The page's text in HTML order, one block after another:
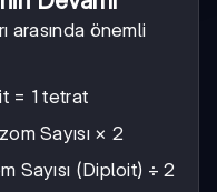
arasında önemli
= 1 tetrat
Sayısı × 2
Sayısı (Diploit) ÷ 2